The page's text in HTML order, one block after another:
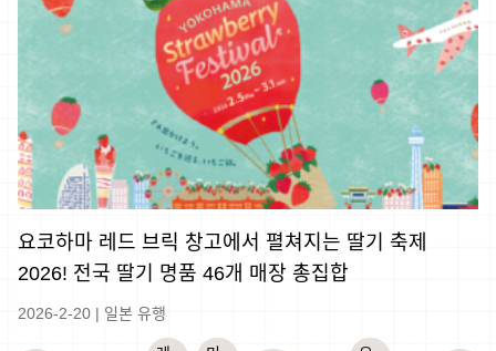
요코하마 레드 브릭 창고에서 펼쳐지는 딸기 축제
2026! 전국 딸기 명품 46개 매장 총집합
2026-2-20 | 일본 유행